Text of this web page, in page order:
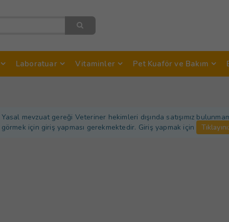
Laboratuar Vitaminler Pet Kuaför ve Bakım
Yasal mevzuat gereği Veteriner hekimleri dışında satışımız
görmek için giriş yapması gerekmektedir. Giriş yapmak için